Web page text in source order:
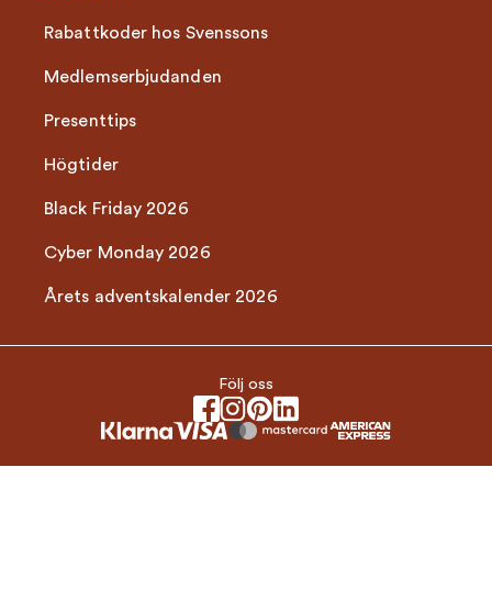
Rabattkoder hos Svenssons
Medlemserbjudanden
Presenttips
Högtider
Black Friday 2026
Cyber Monday 2026
Årets adventskalender 2026
Följ oss